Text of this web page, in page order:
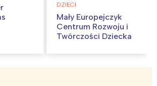
DZIECI
Mały Europejczyk
Centrum Rozwoju i
Twórczości Dziecka